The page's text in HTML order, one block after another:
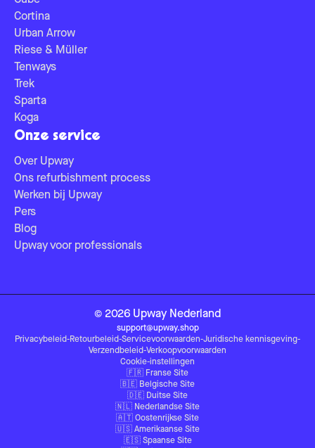
Cortina
Urban Arrow
Riese & Müller
Tenways
Trek
Sparta
Koga
Onze service
Over Upway
Ons refurbishment process
Werken bij Upway
Pers
Blog
Upway voor professionals
© 2026 Upway Nederland
support@upway.shop
Privacybeleid-Retourbeleid-Servicevoorwaarden-Juridische kennisgeving-
Verzendbeleid-Verkoopvoorwaarden
Cookie-instellingen
🇫🇷 Franse Site
🇧🇪 Belgische Site
🇩🇪 Duitse Site
🇳🇱 Nederlandse Site
🇦🇹 Oostenrijkse Site
🇺🇸 Amerikaanse Site
🇪🇸 Spaanse Site